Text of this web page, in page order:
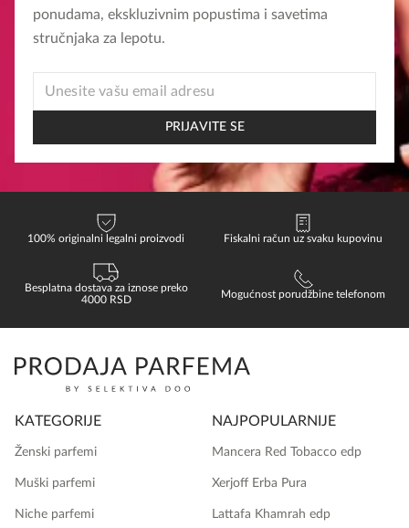
ponudama, ekskluzivnim popustima i savetima
stručnjaka za lepotu.
EMAIL
PRIJAVITE SE
100% originalni legalni proizvodi Fiskalni račun uz svaku kupovinu
Besplatna dostava za iznose preko
4000 RSD
Mogućnost porudžbine telefonom
KATEGORIJE
Ženski parfemi
Muški parfemi
Niche parfemi
NAJPOPULARNIJE
Mancera Red Tobacco edp
Xerjoff Erba Pura
Lattafa Khamrah edp